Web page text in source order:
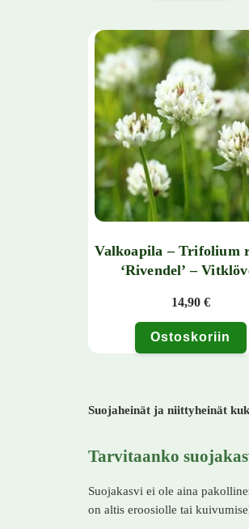
Valkoapila – Trifolium
‘Rivendel’ –
14,90 €
Ostoskoriin
Suojaheinät ja niittyheinät
Tarvitaanko
Suojakasvi ei ole aina
on altis eroosiolle tai